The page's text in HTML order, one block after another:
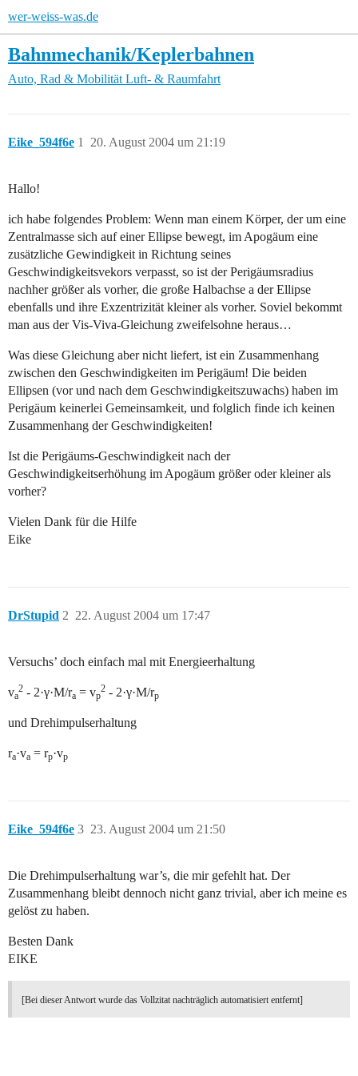
wer-weiss-was.de
Bahnmechanik/Keplerbahnen
Auto, Rad & Mobilität Luft- & Raumfahrt
Eike_594f6e 20. August 2004 um 21:19
1
Hallo!
ich habe folgendes Problem: Wenn man einem Körper, der um eine
Zentralmasse sich auf einer Ellipse bewegt, im Apogäum eine
zusätzliche Gewindigkeit in Richtung seines
Geschwindigkeitsvekors verpasst, so ist der Perigäumsradius
nachher größer als vorher, die große Halbachse a der Ellipse
ebenfalls und ihre Exzentrizität kleiner als vorher. Soviel bekommt
man aus der Vis-Viva-Gleichung zweifelsohne heraus…
Was diese Gleichung aber nicht liefert, ist ein Zusammenhang
zwischen den Geschwindigkeiten im Perigäum! Die beiden
Ellipsen (vor und nach dem Geschwindigkeitszuwachs) haben im
Perigäum keinerlei Gemeinsamkeit, und folglich finde ich keinen
Zusammenhang der Geschwindigkeiten!
Ist die Perigäums-Geschwindigkeit nach der
Geschwindigkeitserhöhung im Apogäum größer oder kleiner als
vorher?
Vielen Dank für die Hilfe
Eike
DrStupid 22. August 2004 um 17:47
2
Versuchs’ doch einfach mal mit Energieerhaltung
va
2 - 2·γ·M/ra = vp
2 - 2·γ·M/rp
und Drehimpulserhaltung
ra·va = rp·vp
Eike_594f6e 23. August 2004 um 21:50
3
Die Drehimpulserhaltung war’s, die mir gefehlt hat. Der
Zusammenhang bleibt dennoch nicht ganz trivial, aber ich meine es
gelöst zu haben.
Besten Dank
EIKE
[Bei dieser Antwort wurde das Vollzitat nachträglich automatisiert entfernt]